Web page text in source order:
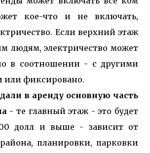
кое-что и не включать,
Если верхний этаж
людям, электричество может
в соотношении - с другими
или фиксировано.
в аренду основную часть
- те главный этаж - это будет
долл и выше - зависит от
планировки, парковки